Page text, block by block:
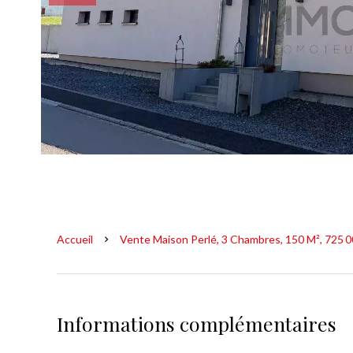
Accueil Vente Maison Perlé, 3 Chambres, 150 M², 725
Informations complémentaires